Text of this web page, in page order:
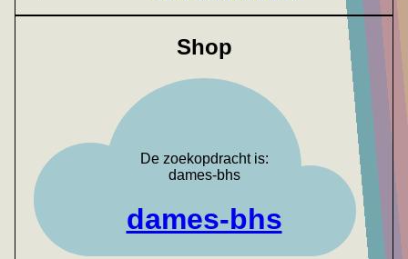
Shop
De zoekopdracht is:
dames-bhs
dames-bhs